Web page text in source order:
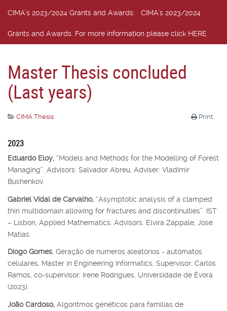
CIMA’s 2023/2024 Grants and Awards: CIMA’s 2023/2024
Grants and Awards. For more information please click HERE.
Master Thesis concluded
(Last years)
Print
CIMA Thesis
2023
Eduardo Eloy, “Models and Methods for the Modelling of Forest
Managing”. Advisors: Salvador Abreu, Adviser: Vladimir
Bushenkov.
Gabriel Vidal de Carvalho, “Asymptotic analysis of a clamped
thin multidomain allowing for fractures and discontinuities”. IST
– Lisbon, Applied Mathematics. Advisors: Elvira Zappale, José
Matias.
Diogo Gomes , Geração de números aleatórios - autómatos
celulares, Master in Engineering Informatics, Supervisor: Carlos
Ramos, co-supervisor: Irene Rodrigues, Universidade de Évora.
(2023).
João Cardoso, Algoritmos genéticos para famílias de